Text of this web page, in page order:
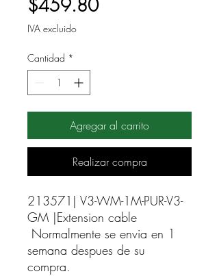
$459.80Precio
IVA excluido
Cantidad *
Agregar al carrito
Realizar compra
213571| V3-WM-1M-PUR-V3-
GM |Extension cable
Normalmente se envia en 1
semana despues de su
compra.